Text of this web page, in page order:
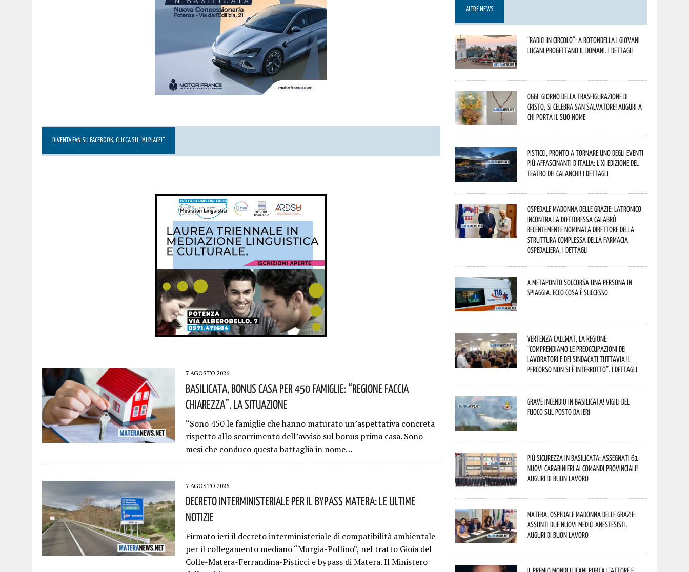
DIVENTA FAN SU FACEBOOK, CLICCA SU “MI PIACE!”
7 AGOSTO 2026
Basilicata, Bonus Casa Per 450 Famiglie: “Regione Faccia
Chiarezza”. La Situazione
“Sono 450 le famiglie che hanno maturato un’aspettativa concreta
rispetto allo scorrimento dell’avviso sul bonus prima casa. Sono
mesi che conduco questa battaglia in nome…
7 AGOSTO 2026
Decreto Interministeriale Per Il Bypass Matera: Le Ultime
Notizie
Firmato ieri il decreto interministeriale di compatibilità ambientale
per il collegamento mediano “Murgia-Pollino”, nel tratto Gioia del
Colle-Matera-Ferrandina-Pisticci e bypass di Matera. Il Ministero
ALTRE NEWS
“Radici in Circolo”: a Rotondella i giovani
lucani progettano il domani. I dettagli
Oggi, giorno della Trasfigurazione di
Cristo, si celebra San Salvatore! Auguri a
chi porta il suo nome
Pisticci, pronto a tornare uno degli eventi
più affascinanti d’Italia: l’XI edizione del
Teatro dei Calanchi! I dettagli
Ospedale Madonna delle Grazie: Latronico
incontra la dottoressa Calabrò
recentemente nominata Direttore della
Struttura Complessa della Farmacia
Ospedaliera. I dettagli
A Metaponto soccorsa una persona in
spiaggia. Ecco cosa è successo
Vertenza CallMat, la Regione:
“comprendiamo le preoccupazioni dei
lavoratori e dei sindacati tuttavia il
percorso non si è interrotto”. I dettagli
Grave incendio in Basilicata! Vigili del
fuoco sul posto da ieri
Più sicurezza in Basilicata: assegnati 61
nuovi Carabinieri ai Comandi provinciali!
Auguri di buon lavoro
Matera, Ospedale Madonna delle Grazie:
assunti due nuovi medici anestesisti.
Auguri di buon lavoro